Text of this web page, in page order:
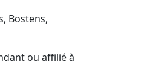
Bostens,
ou affilié à